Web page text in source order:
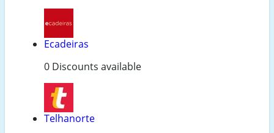
Ecadeiras
0 Discounts available
Telhanorte